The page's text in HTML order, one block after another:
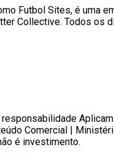
Futbol Sites, é uma
Collective. Todos os
Comercial |
é investimento.